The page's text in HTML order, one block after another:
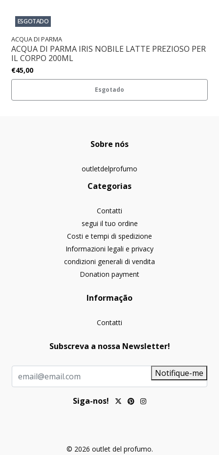
ESGOTADO
ACQUA DI PARMA
ACQUA DI PARMA IRIS NOBILE LATTE PREZIOSO PER
IL CORPO 200ML
€45,00
Esgotado
Sobre nós
outletdelprofumo
Categorias
Contatti
segui il tuo ordine
Costi e tempi di spedizione
Informazioni legali e privacy
condizioni generali di vendita
Donation payment
Informação
Contatti
Subscreva a nossa Newsletter!
Notifique-me
Siga-nos!
© 2026 outlet del profumo.